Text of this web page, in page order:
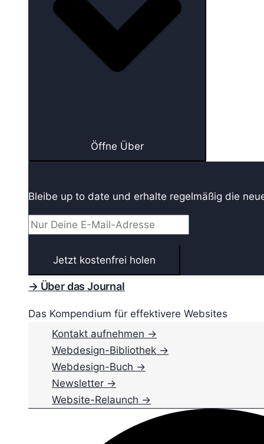
Öffne Über
Bleibe up to date und erhalte regelmäßig die
→ Über das Journal
Das Kompendium für effektivere Websites
Kontakt aufnehmen →
Webdesign-Bibliothek →
Webdesign-Buch →
Newsletter →
Website-Relaunch →